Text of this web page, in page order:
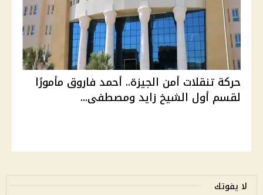
حركة تنقلات أمن الجيزة.. أحمد فاروق مأمورًا
لقسم أول الشيخ زايد ومصطفى...
لا يفوتك